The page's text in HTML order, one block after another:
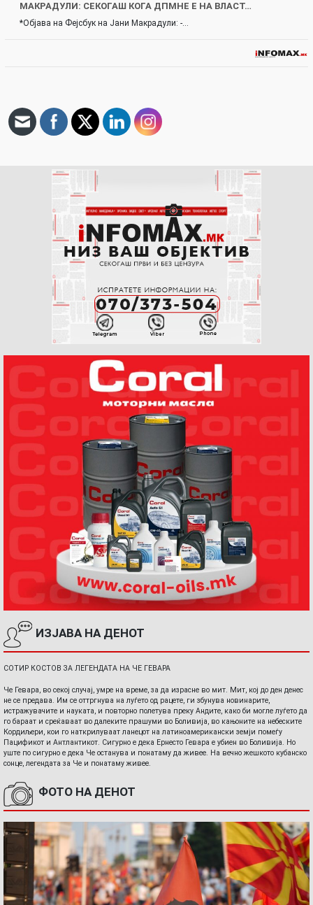
МАКРАДУЛИ: СЕКОГАШ КОГА ДПМНЕ Е НА ВЛАСТ…
*Објава на Фејсбук на Јани Макрадули: -…
ИЗЈАВА НА ДЕНОТ
СОТИР КОСТОВ ЗА ЛЕГЕНДАТА НА ЧЕ ГЕВАРА
Че Гевара, во секој случај, умре на време, за да израсне во мит. Мит, кој до ден денес
не се предава. Им се оттргнува на луѓето од рацете, ги збунува новинарите,
истражувачите и науката, и повторно полетува преку Андите, како би могле луѓето да
го бараат и среќаваат во далеките прашуми во Боливија, во кањоните на небеските
Кордиљери, кои го наткрилуваат ланецот на латиноамерикански земји помеѓу
Пацификот и Антлантикот. Сигурно е дека Ернесто Гевара е убиен во Боливија. Но
уште по сигурно е дека Че останува и понатаму да живее. На вечно жешкото кубанско
сонце, легендата за Че и понатаму живее.
ФОТО НА ДЕНОТ